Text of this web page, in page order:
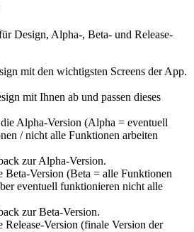
Design, Alpha-, Beta- und Release-
mit den wichtigsten Screens der App.
mit Ihnen ab und passen dieses
Alpha-Version (Alpha = eventuell
/ nicht alle Funktionen arbeiten
zur Alpha-Version.
Beta-Version (Beta = alle Funktionen
eventuell funktionieren nicht alle
zur Beta-Version.
Version (finale Version der